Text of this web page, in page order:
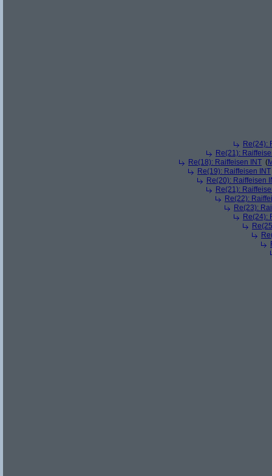
Re(24):
Re(21):
Re(18): Raiffeisen INT (
Re(19): Raiffeisen INT
Re(20): Raiffeisen
Re(21):
Re(22):
Re(23):
Re(24):